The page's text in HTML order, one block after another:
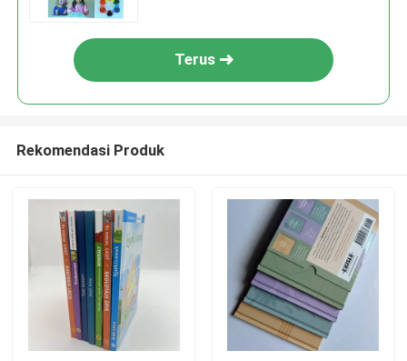
Terus
Rekomendasi Produk